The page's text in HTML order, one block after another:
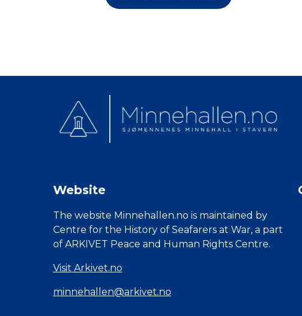
Website
The website Minnehallen.no is maintained by
Centre for the History of Seafarers at War, a part
of ARKIVET Peace and Human Rights Centre.
Visit Arkivet.no
minnehallen@arkivet.no